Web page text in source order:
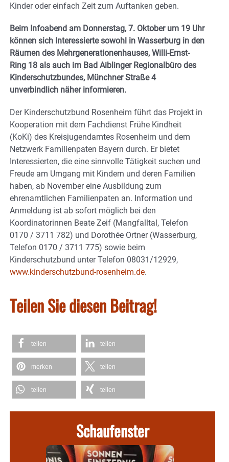
Kinder oder einfach Zeit zum Auftanken geben.
Beim Infoabend am Donnerstag, 7. Oktober um 19 Uhr
können sich Interessierte sowohl in Wasserburg in den
Räumen des Mehrgenerationenhauses, Willi-Ernst-
Ring 18 als auch im Bad Aiblinger Regionalbüro des
Kinderschutzbundes, Münchner Straße 4
unverbindlich näher informieren.
Der Kinderschutzbund Rosenheim führt das Projekt in
Kooperation mit dem Fachdienst Frühe Kindheit
(KoKi) des Kreisjugendamtes Rosenheim und dem
Netzwerk Familienpaten Bayern durch. Er bietet
Interessierten, die eine sinnvolle Tätigkeit suchen und
Freude am Umgang mit Kindern und deren Familien
haben, ab November eine Ausbildung zum
ehrenamtlichen Familienpaten an. Information und
Anmeldung ist ab sofort möglich bei den
Koordinatorinnen Beate Zeif (Mangfalltal, Telefon
0170 / 3711 782) und Dorothée Ortner (Wasserburg,
Telefon 0170 / 3711 775) sowie beim
Kinderschutzbund unter Telefon 08031/12929,
www.kinderschutzbund-rosenheim.de.
Teilen Sie diesen Beitrag!
teilen teilen
merken teilen
teilen teilen
Schaufenster